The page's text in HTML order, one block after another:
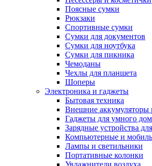
Поясные сумки
Рюкзаки
Спортивные сумки
Сумки для документов
Сумки для ноутбука
Сумки для пикника
Чемоданы
Чехлы для планшета
Шоперы
Электроника и гаджеты
Бытовая техника
Внешние аккумуляторы
Гаджеты для умного
Зарядные устройства
Компьютерные и
Лампы и светильники
Портативные колонки
Увлажнители воздуха